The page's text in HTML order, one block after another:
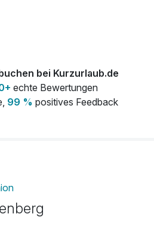
59,00 €
(30 Minuten)
bei Kurzurlaub.de
echte Bewertungen
99 % positives Feedback